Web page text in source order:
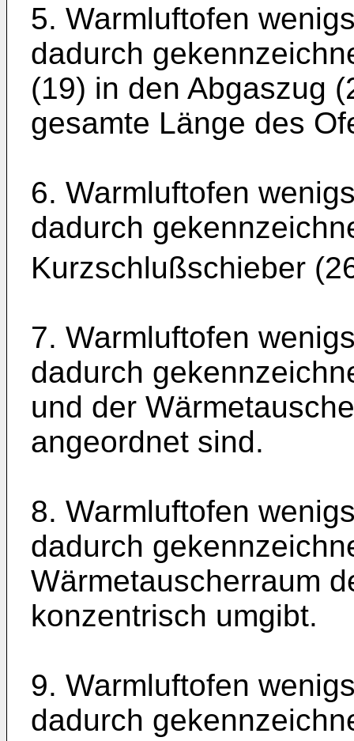
5. Warmluftofen
dadurch
(19) in den Abgaszug
gesamte Länge des
6. Warmluftofen
dadurch
Kurzschlußschieber
7. Warmluftofen
dadurch
und der
angeordnet sind.
8. Warmluftofen
dadurch
Wärmetauscherraum
konzentrisch umgibt.
9. Warmluftofen
dadurch